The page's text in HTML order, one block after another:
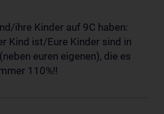
ihre Kinder auf 9C haben:
Kind ist/Eure Kinder sind in
euren eigenen), die es
110%!!